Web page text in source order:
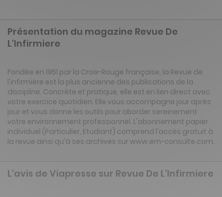
Présentation du magazine Revue De
L'Infirmiere
Fondée en 1951 par la Croix-Rouge française, la Revue de
l'infirmière est la plus ancienne des publications de la
discipline. Concrète et pratique, elle est en lien direct avec
votre exercice quotidien. Elle vous accompagne jour après
jour et vous donne les outils pour aborder sereinement
votre environnement professionnel. L'abonnement papier
individuel (Particulier, Etudiant) comprend l'accès gratuit à
la revue ainsi qu'à ses archives sur www.em-consulte.com.
L'avis de Viapresse sur Revue De L'Infirmiere